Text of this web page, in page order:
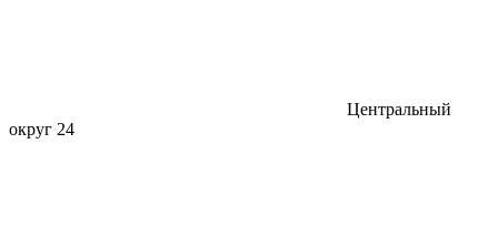
Центральный
округ 24